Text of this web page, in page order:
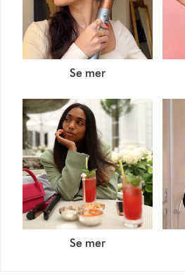
Se mer
Se mer